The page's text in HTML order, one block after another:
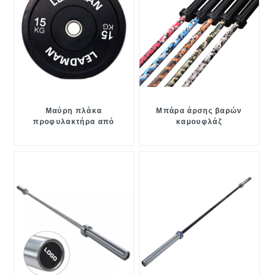
Μαύρη πλάκα
προφυλακτήρα από
Μπάρα άρσης βαρών
καμουφλάζ